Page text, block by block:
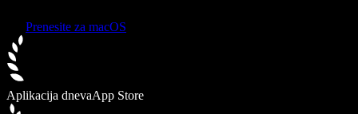
Prenesite za macOS
Aplikacija dnevaApp Store